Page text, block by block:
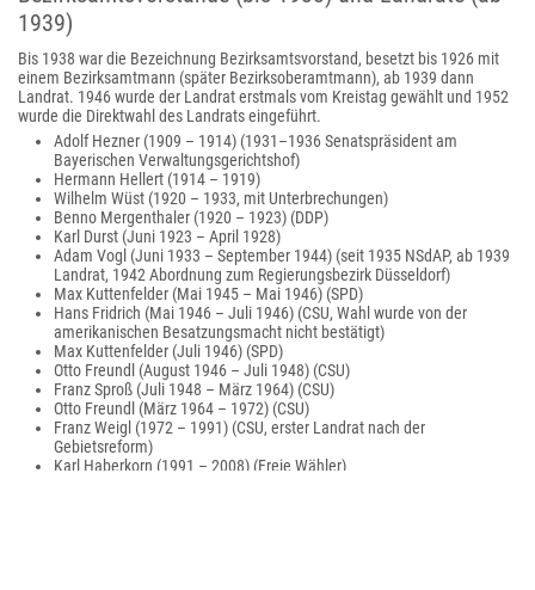
1939)
Bis 1938 war die Bezeichnung Bezirksamtsvorstand, besetzt bis 1926 mit
einem Bezirksamtmann (später Bezirksoberamtmann), ab 1939 dann
Landrat. 1946 wurde der Landrat erstmals vom Kreistag gewählt und 1952
wurde die Direktwahl des Landrats eingeführt.
Adolf Hezner (1909 – 1914) (1931–1936 Senatspräsident am
Bayerischen Verwaltungsgerichtshof)
Hermann Hellert (1914 – 1919)
Wilhelm Wüst (1920 – 1933, mit Unterbrechungen)
Benno Mergenthaler (1920 – 1923) (DDP)
Karl Durst (Juni 1923 – April 1928)
Adam Vogl (Juni 1933 – September 1944) (seit 1935 NSdAP, ab 1939
Landrat, 1942 Abordnung zum Regierungsbezirk Düsseldorf)
Max Kuttenfelder (Mai 1945 – Mai 1946) (SPD)
Hans Fridrich (Mai 1946 – Juli 1946) (CSU, Wahl wurde von der
amerikanischen Besatzungsmacht nicht bestätigt)
Max Kuttenfelder (Juli 1946) (SPD)
Otto Freundl (August 1946 – Juli 1948) (CSU)
Franz Sproß (Juli 1948 – März 1964) (CSU)
Otto Freundl (März 1964 – 1972) (CSU)
Franz Weigl (1972 – 1991) (CSU, erster Landrat nach der
Gebietsreform)
Karl Haberkorn (1991 – 2008) (Freie Wähler)